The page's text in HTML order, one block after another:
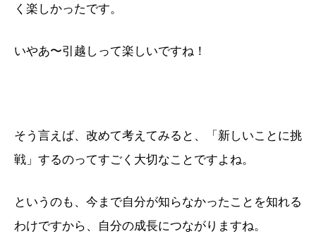
く楽しかったです。
いやあ〜引越しって楽しいですね！
そう言えば、改めて考えてみると、「新しいことに挑
戦」するのってすごく大切なことですよね。
というのも、今まで自分が知らなかったことを知れる
わけですから、自分の成長につながりますね。